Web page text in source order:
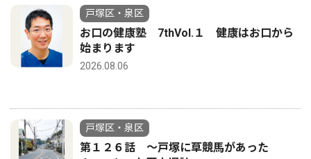
戸塚区・泉区
お口の健康塾 7thVol.１ 健康はお口から
始まります
2026.08.06
戸塚区・泉区
第１２６話 〜戸塚に草競馬があった